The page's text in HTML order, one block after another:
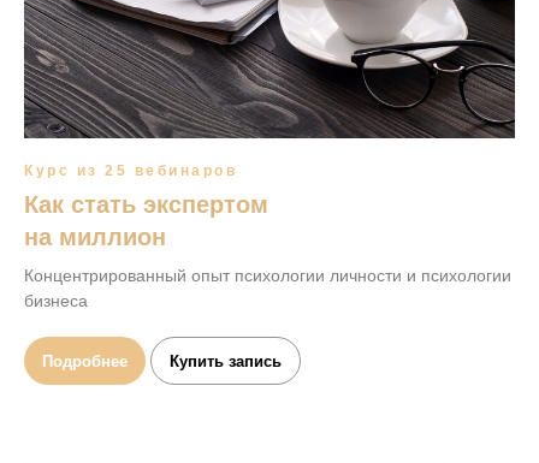
Курс из 25 вебинаров
Как стать экспертом
на миллион
Концентрированный опыт психологии личности и психологии
бизнеса
Подробнее Купить запись